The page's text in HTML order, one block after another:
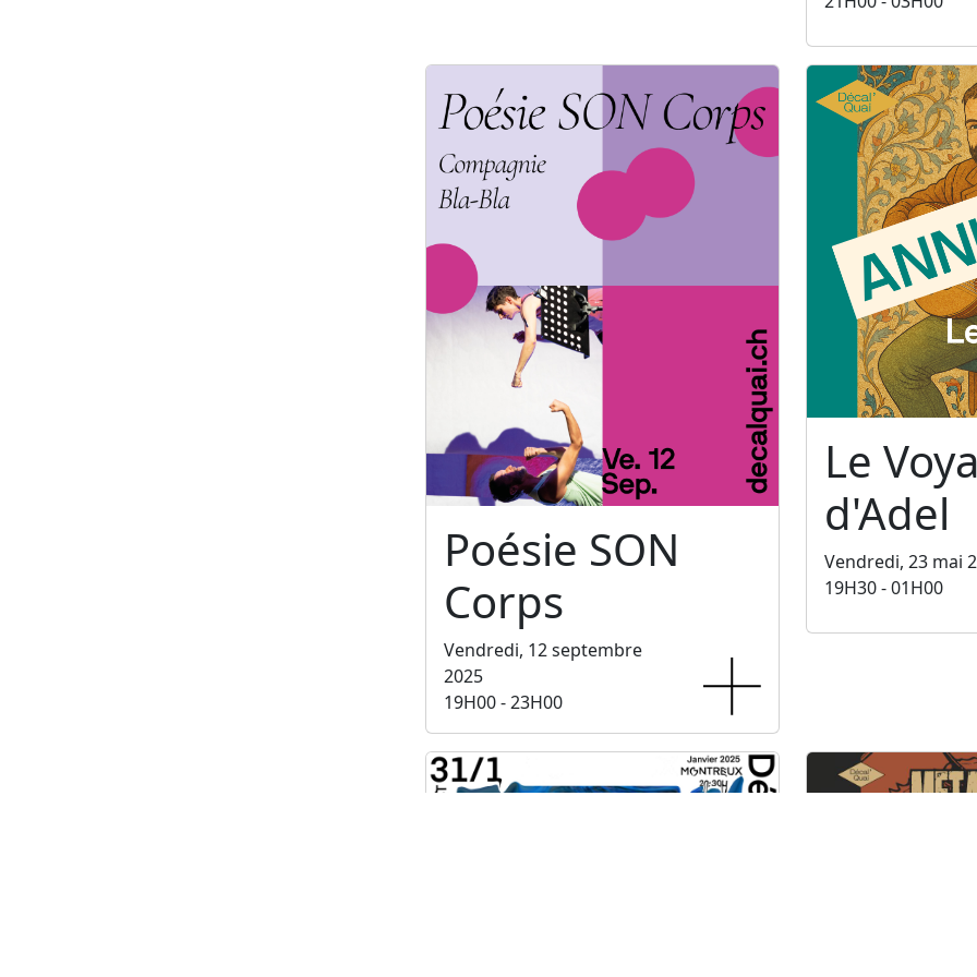
Poésie SON
Corps
Vendredi, 12 septembre
2025
19H00 - 23H00
Le
d'Adel
Vendredi, 23 mai
19H30 - 01H00